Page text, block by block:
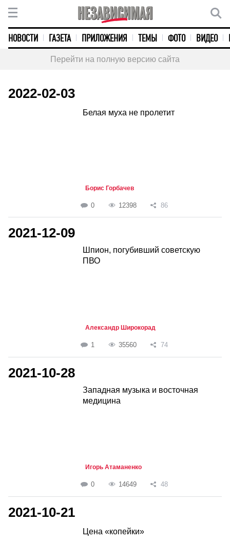
НОВОСТИ ГАЗЕТА ПРИЛОЖЕНИЯ ТЕМЫ ФОТО ВИДЕО
Перейти на полную версию сайта
2022-02-03
Белая муха не пролетит
Борис Горбачев
0 12398 86
2021-12-09
Шпион, погубивший советскую
ПВО
Александр Широкорад
1 35560 74
2021-10-28
Западная музыка и восточная
медицина
Игорь Атаманенко
0 14649 48
2021-10-21
Цена «копейки»